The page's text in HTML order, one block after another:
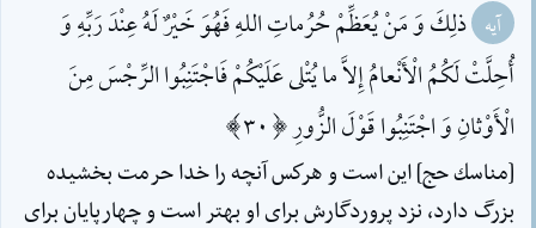
آیه ذلِكَ وَ مَنْ يُعَظِّمْ حُرُماتِ اللهِ فَهُوَ خَيْرٌ لَهُ عِنْدَ رَبِّهِ وَ
أُحِلَّتْ لَكُمُ الْأَنْعامُ إِلاَّ ما يُتْلى عَلَيْكُمْ فَاجْتَنِبُوا الرِّجْسَ مِنَ
الْأَوْثانِ وَ اجْتَنِبُوا قَوْلَ الزُّورِ [30]
[مناسك حج] اين است و هركس آنچه را خدا حرمت بخشيده
بزرگ دارد، نزد پروردگارش براى او بهتر است و چهارپايان براى